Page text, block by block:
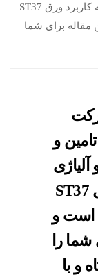
در این مقاله سعی بر آن بود که نگاهی اجمالی به کاربرد ورق ST37
مقاله برای شما
و
اعم از ورق های آلیاژی مثل ST37
است و
را
و با